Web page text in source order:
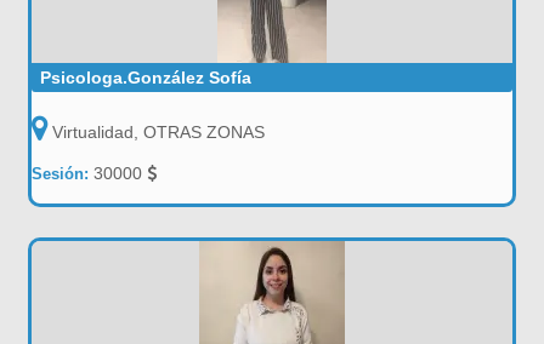
Psicologa.González Sofía
Virtualidad, OTRAS ZONAS
Sesión:30000